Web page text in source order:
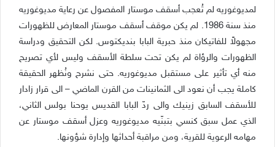
لمديوغوريه لم تُعجب أسقف موستار المفصول عن رعاية مديوغوريه
منذ سنة 1986. لم يكن موقف أسقف موستار المعارض للظهورات
مجهولاً للفاتيكان منذ حبرية البابا بنديكتوس. لكن التحقيق ودراسة
الظهورات والرؤاة لم يكن تحت سلطة الأسقف وليس لأي تصريح
منه أي تأثير على مستقبل مديوغوريه. حتى نشرح ونُظهر الحقيقة
كاملة يجب أن نعود الى الثمانينات من القرن الماضي – الى قرار زادار
للأسقف السابق زينيك والى ردّ البابا القديس يوحنا بولس الثاني،
الذي عمل سبق كنسي بتبنّيه مديوغوريه وعزل أسقف موستار عن
مهامه الرعوية للقرية، ومن مراقبة أحداثها وإدارة شؤونها.